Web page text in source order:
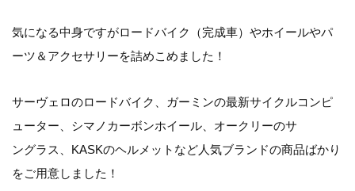
気になる中身ですがロードバイク（完成車）やホイールやパ
ーツ＆アクセサリーを詰めこめました！
サーヴェロのロードバイク、ガーミンの最新サイクルコンピ
ューター、シマノカーボンホイール、オークリーのサ
ングラス、KASKのヘルメットなど人気ブランドの商品ばかり
をご用意しました！